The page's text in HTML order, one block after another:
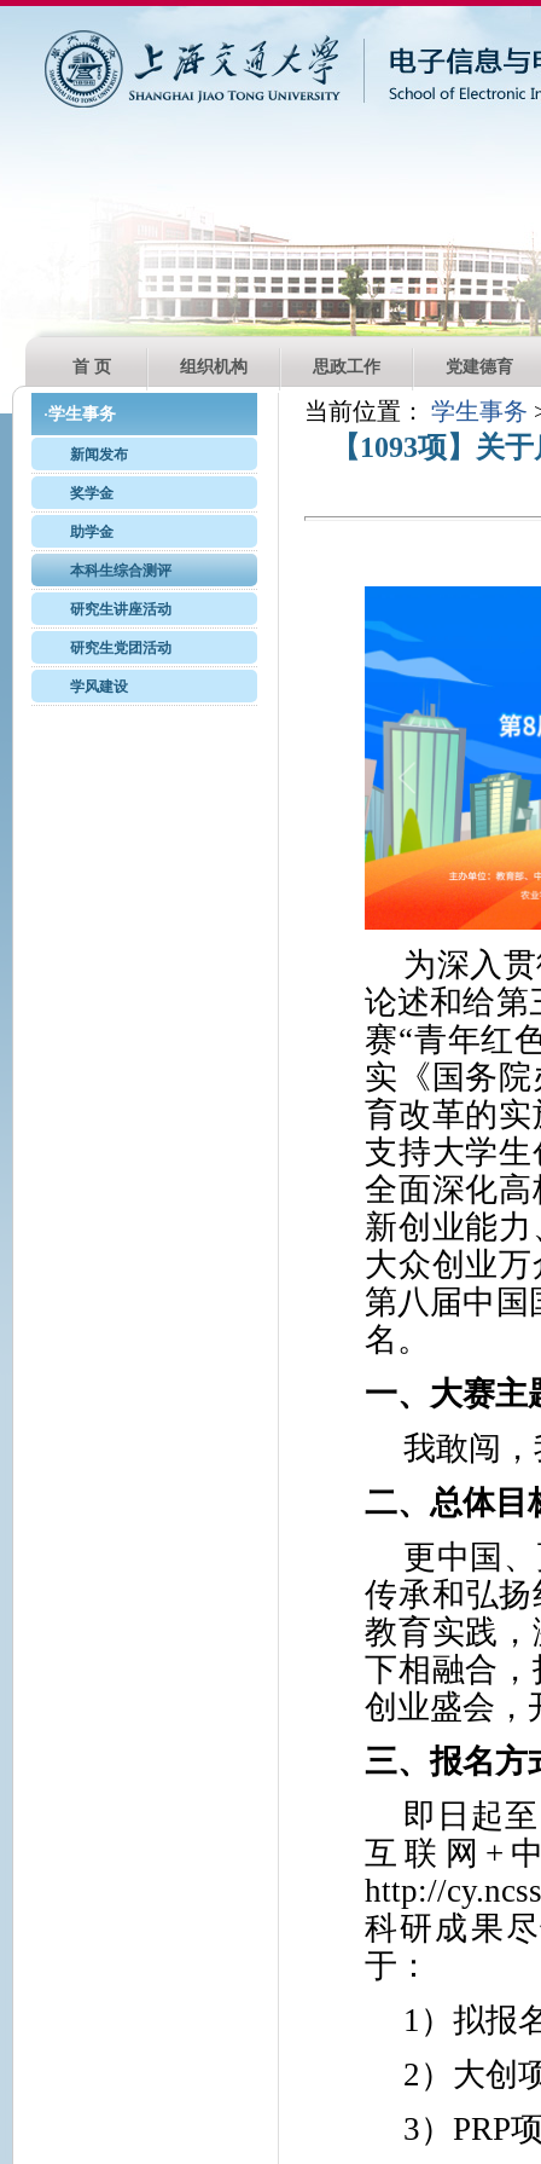
首 页 组织机构 思政工作 党建德育
·学生事务
新闻发布
奖学金
助学金
本科生综合测评
研究生讲座活动
研究生党团活动
学风建设
当前位置：学生事务
【1093项】关
为深入
论述和给第
赛“青年红
实《国务
育改革的
支持大学
全面深化
新创业能
大众创业
第八届中国
名。
一、大赛主
我敢闯
二、总体目
更中国
传承和弘
教育实践
下相融合
创业盛会，
三、报名方
即日起
互联网+
http://
科研成果
于：
1 ）拟报
2 ）大创
3）PRP